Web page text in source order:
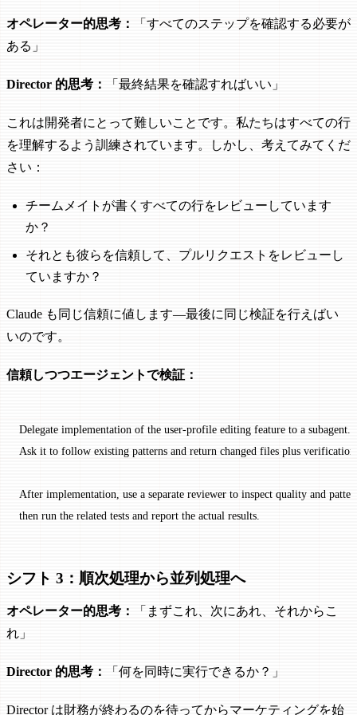
オペレーター的思考：
「すべてのステップを確認する必要が
ある」
Director 的思考： 「最終結果を確認すればいい」
これは開発者にとって難しいことです。私たちはすべての行
を理解するよう訓練されています。しかし、考えてみてくだ
さい：
チームメイトが書くすべての行をレビューしています
か？
それとも彼らを信頼して、プルリクエストをレビューし
ていますか？
Claude も同じ信頼に値します—最後に同じ検証を行えばい
いのです。
信頼しつつエージェントで検証：
Delegate implementation of the user-profile editing feature to a subagent.
Ask it to follow existing patterns and return changed files plus
After implementation, use a separate reviewer to inspect quality and
then run the related tests and report the actual results.
シフト 3：順次処理から並列処理へ
オペレーター的思考：
「まずこれ、次にあれ、それからこ
れ」
Director 的思考： 「何を同時に実行できるか？」
Director は財務が終わるのを待ってからマーケティングを始